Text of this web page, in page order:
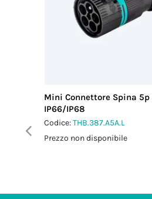
Mini Connettore Spina 5p
IP66/IP68
Codice:THB.387.A5A.L
Prezzo non disponibile